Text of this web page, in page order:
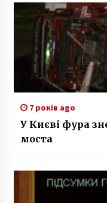
7 років ago
У Києві фура
моста